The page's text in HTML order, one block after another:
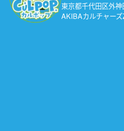
東京都千代田区外
AKIBAカルチャー